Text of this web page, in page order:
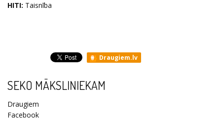
HITI: Taisnība
Draugiem.lv
SEKO MĀKSLINIEKAM
Draugiem
Facebook